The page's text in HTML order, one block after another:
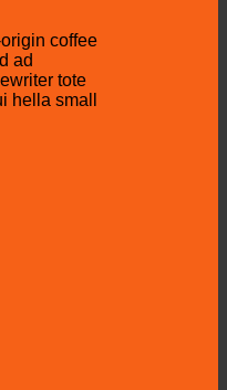
coffee
ad
tote
hella small